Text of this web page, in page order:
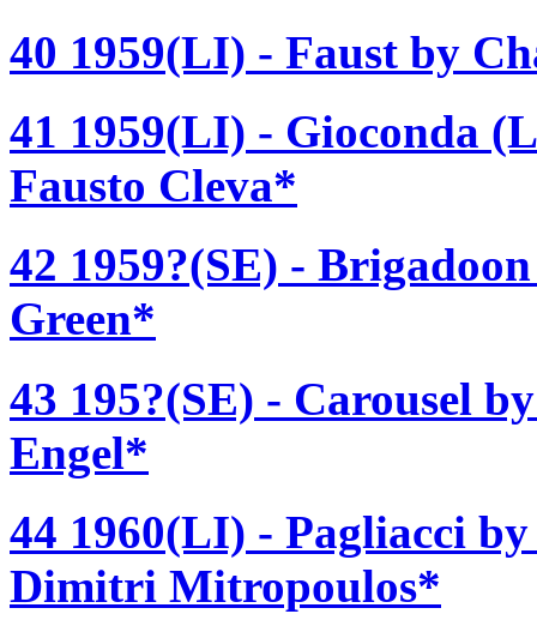
40 1959(LI) - Faust by
41 1959(LI) - Gioconda
Fausto Cleva*
42 1959?(SE) -
Green*
43 195?(SE) - Carousel
Engel*
44 1960(LI) - Pagliacci
Dimitri Mitropoulos*